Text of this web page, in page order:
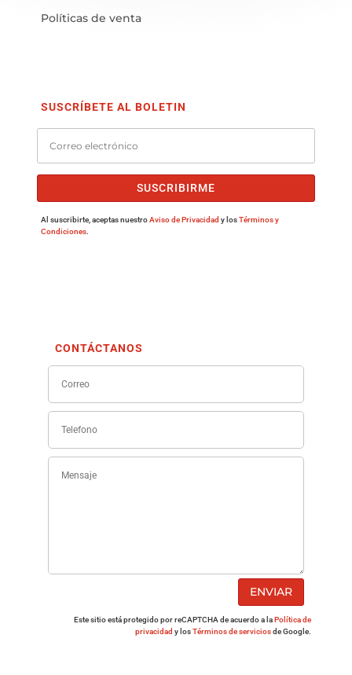
Políticas de venta
SUSCRÍBETE AL BOLETIN
SUSCRIBIRME
Al suscribirte, aceptas nuestroAviso de Privacidad y losTérminos y
Condiciones.
CONTÁCTANOS
ENVIAR
Este sitio está protegido por reCAPTCHA de acuerdo a laPolítica de
privacidad y losTérminos de serviciosde Google.